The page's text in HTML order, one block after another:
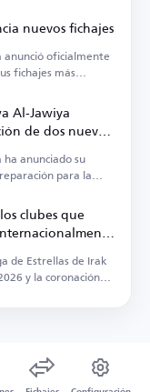
nuevos fichajes
anunció oficialmente
fichajes más
Al-Jawiya
de dos nuevos
anunciado su
para la
clubes que
de Estrellas de Irak
y la coronación